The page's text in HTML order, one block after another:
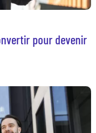
pour devenir